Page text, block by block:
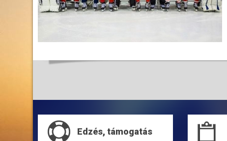
Edzés, támogatás